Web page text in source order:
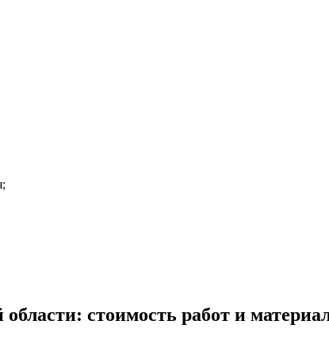
стоимость работ и